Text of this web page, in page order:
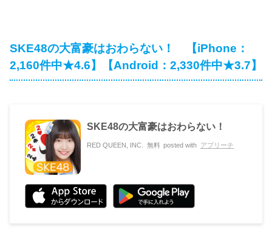
SKE48の大富豪はおわらない！ 【iPhone：
2,160件中★4.6】【Android：2,330件中★3.7】
SKE48の大富豪はおわらない！
RED QUEEN, INC. 無料 posted with アプリーチ